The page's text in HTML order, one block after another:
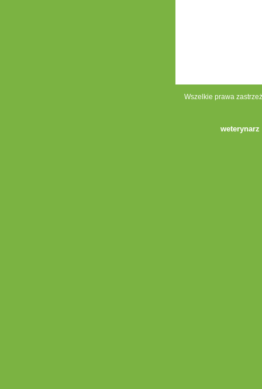
Wszelkie prawa